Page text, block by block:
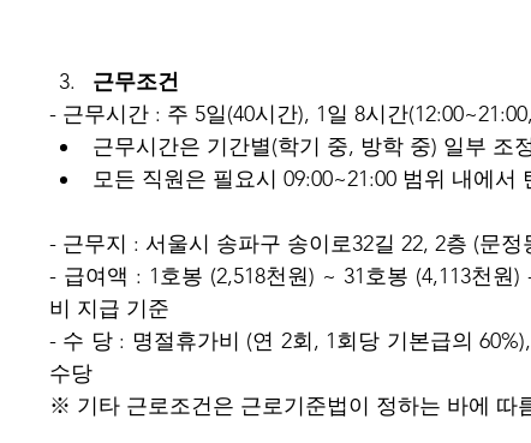
근무조건
- 근무시간 : 주 5일(40시간), 1일 8시간
근무시간은 기간별(학기 중, 방학 중) 일부 조
모든 직원은 필요시 09:00~21:00 범위 내에서
- 근무지 : 서울시 송파구 송이로32길 22, 2층 (문정
- 급여액 : 1호봉 (2,518천원) ~ 31호봉 (4,113천
비 지급 기준
- 수 당 : 명절휴가비 (연 2회, 1회당 기본급의
수당
※ 기타 근로조건은 근로기준법이 정하는 바에 따